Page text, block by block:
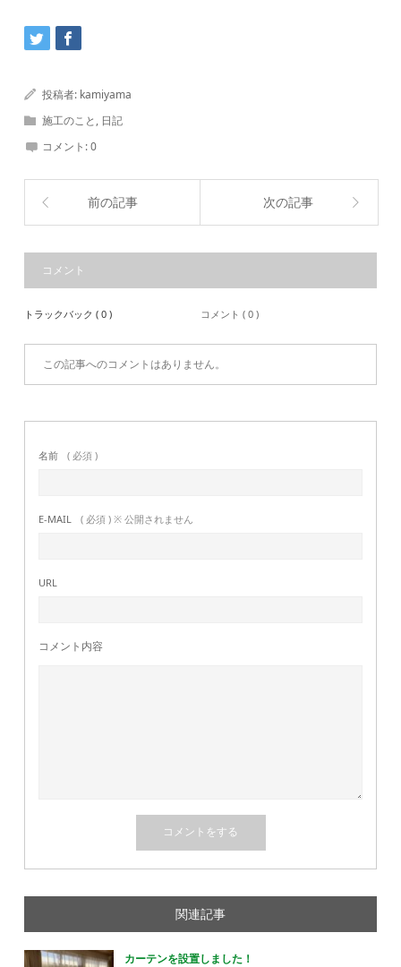
投稿者: kamiyama
施工のこと , 日記
コメント:0
前の記事 次の記事
コメント
トラックバック ( 0 ) コメント ( 0 )
この記事へのコメントはありません。
名前 ( 必須 )
E-MAIL ( 必須 ) ※ 公開されません
URL
コメント内容
関連記事
カーテンを設置しました！